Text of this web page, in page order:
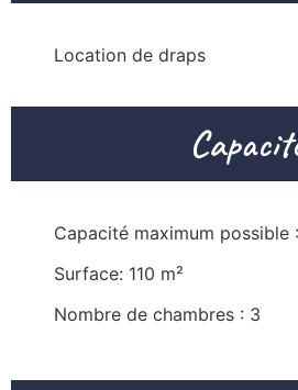
Location de draps
Capacité maximum possible
Surface: 110 m²
Nombre de chambres : 3